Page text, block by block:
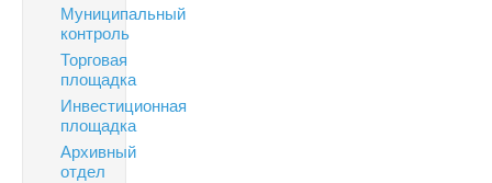
Муниципальный
контроль
Торговая
площадка
Инвестиционная
площадка
Архивный
отдел